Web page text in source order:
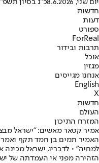
יום שני, 8.6.2026
כ"ג בסיון
חדשות
דעות
ספורט
ForReal
תרבות ובידור
אוכל
מגזין
אנחנו מגייסים
English
X
חדשות
העולם
המזרח התיכון
אמיר קטאר מאשים: "ישראל
האמיר תמים בן חמד תקף ואמר
למחיה" • לדבריו, ישראל
הזהירה מפני אי העמדתה של